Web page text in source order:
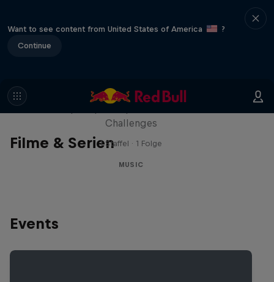
Want to see content from United States of America
?
Continue
Filme & Serien
Red Bull Trapped
Challenges
1 Staffel · 1 Folge
MUSIC
Events